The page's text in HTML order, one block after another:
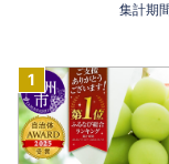
集計期